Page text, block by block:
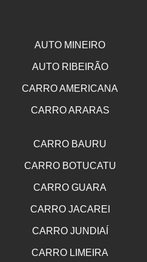
AUTO MINEIRO
AUTO RIBEIRÃO
CARRO AMERICANA
CARRO ARARAS
CARRO BAURU
CARRO BOTUCATU
CARRO GUARA
CARRO JACAREI
CARRO JUNDIAÍ
CARRO LIMEIRA